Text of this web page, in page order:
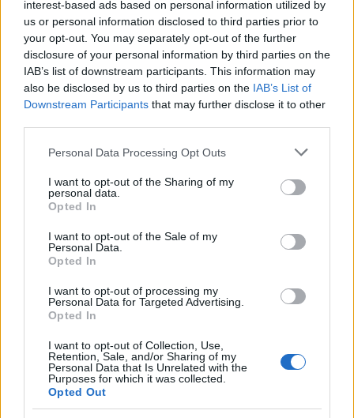
interest-based ads based on personal information utilized by
us or personal information disclosed to third parties prior to
your opt-out. You may separately opt-out of the further
disclosure of your personal information by third parties on the
IAB’s list of downstream participants. This information may
also be disclosed by us to third parties on the IAB’s List of
Downstream Participants that may further disclose it to other
Please note that this website/app uses one or more Google
not limited to your visit or usage behaviour. You may click to
grant or deny consent to Google and its third-party tags to
use your data for below specified purposes in below Google
consent section.
Personal Data Processing Opt Outs
I want to opt-out of the Sharing of my
personal data.
Opted In
I want to opt-out of the Sale of my
Personal Data.
Opted In
I want to opt-out of processing my
Personal Data for Targeted Advertising.
Opted In
I want to opt-out of Collection, Use,
Retention, Sale, and/or Sharing of my
Personal Data that Is Unrelated with the
Purposes for which it was collected.
Opted Out
Sigue leyendo
Brent cae un 8.3% y arrastra a las materias primas en agosto
Lucía Herrera · 6 Ago 2026